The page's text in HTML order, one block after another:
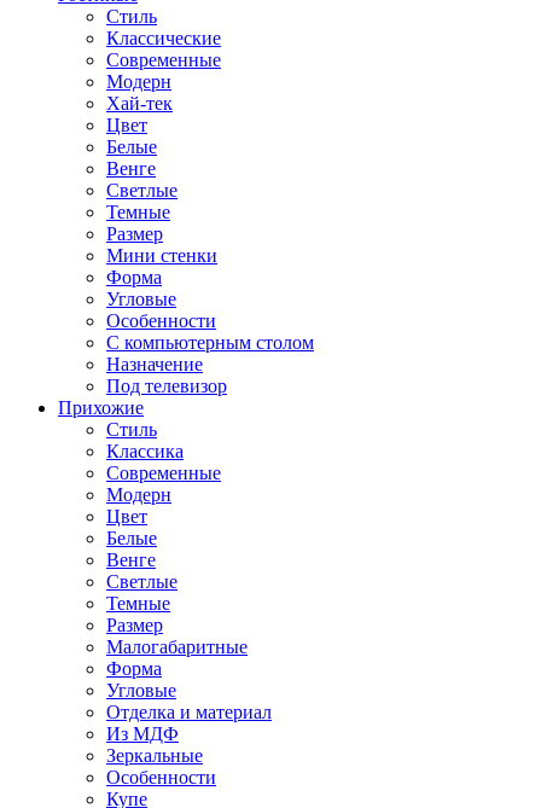
Стиль
Классические
Современные
Модерн
Хай-тек
Цвет
Белые
Венге
Светлые
Темные
Размер
Мини стенки
Форма
Угловые
Особенности
С компьютерным столом
Назначение
Под телевизор
Прихожие
Стиль
Классика
Современные
Модерн
Цвет
Белые
Венге
Светлые
Темные
Размер
Малогабаритные
Форма
Угловые
Отделка и материал
Из МДФ
Зеркальные
Особенности
Купе